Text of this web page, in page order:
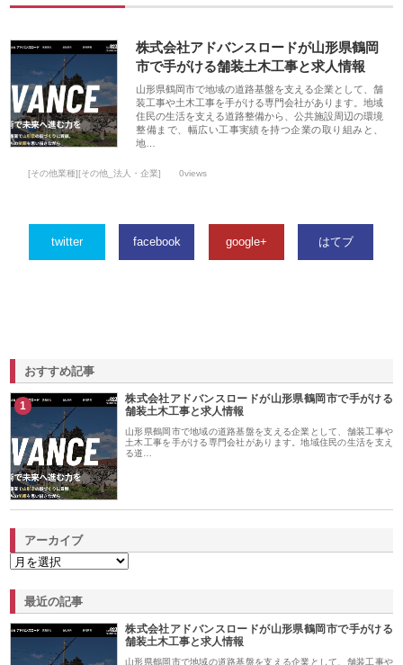
株式会社アドバンスロードが山形県鶴岡
市で手がける舗装土木工事と求人情報
山形県鶴岡市で地域の道路基盤を支える企業として、舗
装工事や土木工事を手がける専門会社があります。地域
住民の生活を支える道路整備から、公共施設周辺の環境
整備まで、幅広い工事実績を持つ企業の取り組みと、
地…
[その他業種][その他_法人・企業] 0views
twitter facebook google+ はてブ
おすすめ記事
1
株式会社アドバンスロードが山形県鶴岡市で手がける
舗装土木工事と求人情報
山形県鶴岡市で地域の道路基盤を支える企業として、舗装工事や
土木工事を手がける専門会社があります。地域住民の生活を支え
る道…
アーカイブ
最近の記事
株式会社アドバンスロードが山形県鶴岡市で手がける
舗装土木工事と求人情報
山形県鶴岡市で地域の道路基盤を支える企業として、舗装工事や